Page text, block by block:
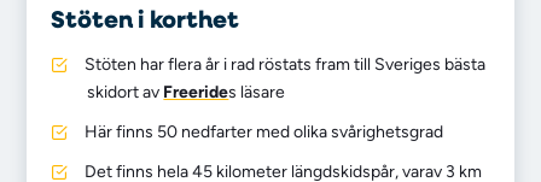
Stöten i korthet
Stöten har flera år i rad röstats fram till Sveriges bästa
skidort av Freerides läsare
Här finns 50 nedfarter med olika svårighetsgrad
Det finns hela 45 kilometer längdskidspår, varav 3 km